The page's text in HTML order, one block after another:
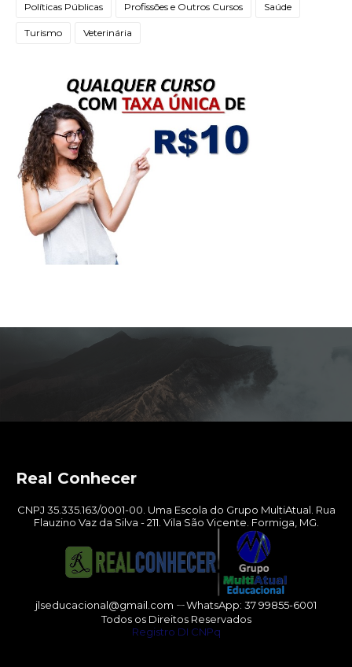
Políticas Públicas Profissões e Outros Cursos Saúde
Turismo Veterinária
Real Conhecer
CNPJ 35.335.163/0001-00. Uma Escola do Grupo MultiAtual. Rua
Flauzino Vaz da Silva - 211. Vila São Vicente. Formiga, MG.
jlseducacional@gmail.com ㄧWhatsApp: 37 99855-6001
Todos os Direitos Reservados
Registro DI CNPq